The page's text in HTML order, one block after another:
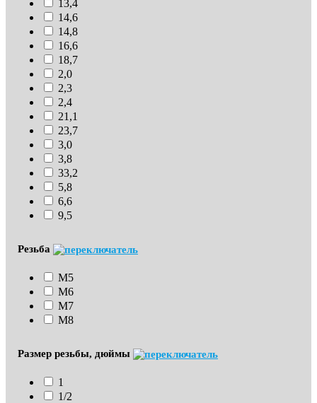
13,4
14,6
14,8
16,6
18,7
2,0
2,3
2,4
21,1
23,7
3,0
3,8
33,2
5,8
6,6
9,5
Резьба
М5
М6
М7
М8
Размер резьбы, дюймы
1
1/2